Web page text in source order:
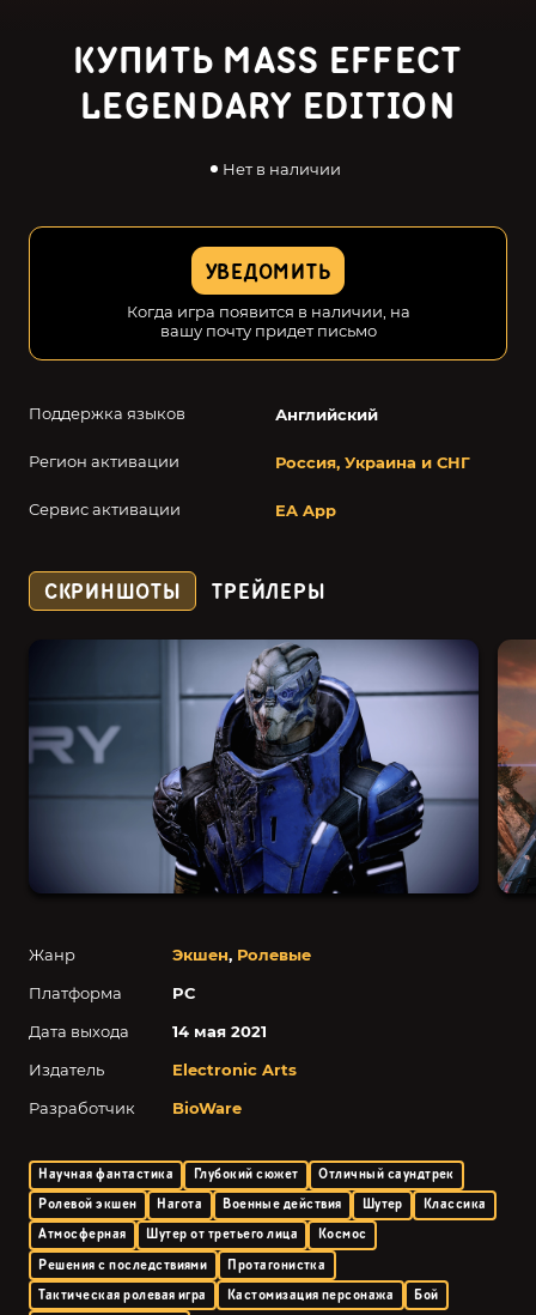
КУПИТЬ MASS EFFECT
LEGENDARY EDITION
Нет в наличии
УВЕДОМИТЬ
Когда игра появится в наличии, на
вашу почту придет письмо
Поддержка языков Английский
Регион активации Россия, Украина и СНГ
Сервис активации EA App
Жанр Экшен, Ролевые
Платформа
PC
Дата выхода
14 мая 2021
Издатель
Electronic Arts
Разработчик
BioWare
Научная фантастика Глубокий сюжет
Отличный саундтрек
Ролевой экшен
Нагота Военные действия Шутер
Классика
Атмосферная
Шутер от третьего лица
Космос
Решения с последствиями
Протагонистка
Тактическая ролевая игра
Кастомизация персонажа
Бой
СКРИНШОТЫ ТРЕЙЛЕРЫ